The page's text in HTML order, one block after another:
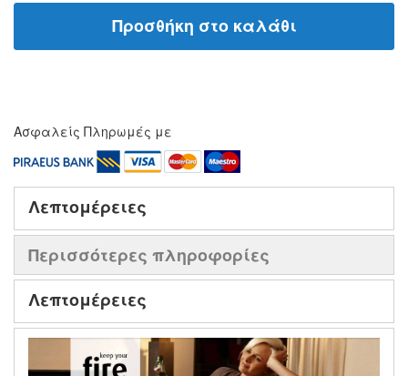
Προσθήκη στο καλάθι
Ασφαλείς Πληρωμές με
Λεπτομέρειες
Περισσότερες πληροφορίες
Λεπτομέρειες